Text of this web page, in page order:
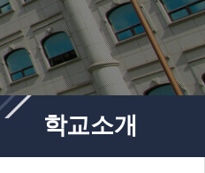
학교소개